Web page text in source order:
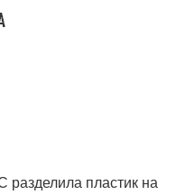
разделила пластик на